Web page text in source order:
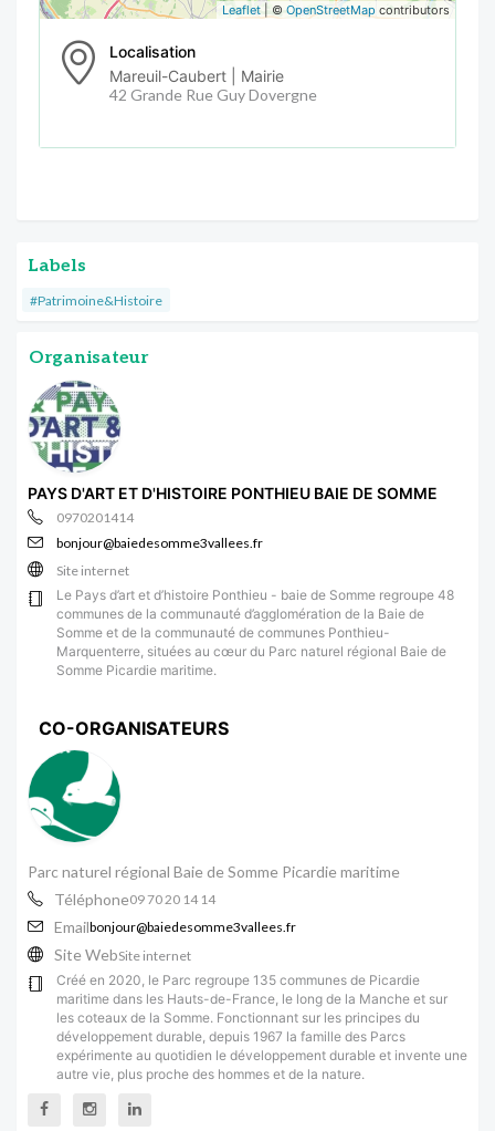
Leaflet | © OpenStreetMap contributors
Localisation
Mareuil-Caubert | Mairie
42 Grande Rue Guy Dovergne
Labels
#Patrimoine&Histoire
Organisateur
PAYS D'ART ET D'HISTOIRE PONTHIEU BAIE DE SOMME
0970201414
bonjour@baiedesomme3vallees.fr
Site internet
Le Pays d’art et d’histoire Ponthieu - baie de Somme regroupe 48
communes de la communauté d’agglomération de la Baie de
Somme et de la communauté de communes Ponthieu-
Marquenterre, situées au cœur du Parc naturel régional Baie de
Somme Picardie maritime.
CO-ORGANISATEURS
Parc naturel régional Baie de Somme Picardie maritime
Téléphone09 70 20 14 14
Emailbonjour@baiedesomme3vallees.fr
Site WebSite internet
Créé en 2020, le Parc regroupe 135 communes de Picardie
maritime dans les Hauts-de-France, le long de la Manche et sur
les coteaux de la Somme. Fonctionnant sur les principes du
développement durable, depuis 1967 la famille des Parcs
expérimente au quotidien le développement durable et invente une
autre vie, plus proche des hommes et de la nature.